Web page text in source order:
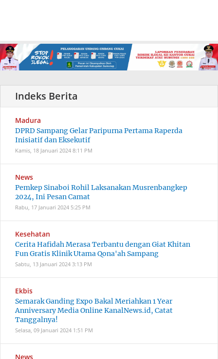
Madura
DPRD Sampang Gelar Paripurna Pertama Raperda
Inisiatif dan Eksekutif
Kamis, 18 Januari 2024 8:11 PM
News
Pemkep Sinaboi Rohil Laksanakan Musrenbangkep
2024, Ini Pesan Camat
Rabu, 17 Januari 2024 5:25 PM
Kesehatan
Cerita Hafidah Merasa Terbantu dengan Giat Khitan
Fun Gratis Klinik Utama Qona'ah Sampang
Sabtu, 13 Januari 2024 3:13 PM
Ekbis
Semarak Ganding Expo Bakal Meriahkan 1 Year
Anniversary Media Online KanalNews.id, Catat
Tanggalnya!
Selasa, 09 Januari 2024 1:51 PM
News